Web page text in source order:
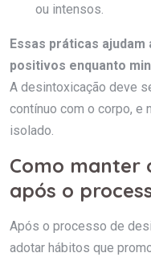
ou intensos.
Essas práticas
positivos enquanto
A desintoxicação deve
contínuo com o corpo, e
isolado.
Como manter
após o
Após o processo de
adotar hábitos que